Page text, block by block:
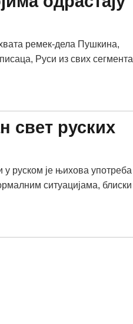
ремек-дела Пушкина,
Руси из свих сегмента
свет руских
у руском је њихова употреба
ситуацијама, блиски